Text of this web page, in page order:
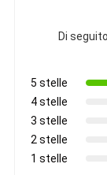
Di
5 stelle
4 stelle
3 stelle
2 stelle
1 stelle